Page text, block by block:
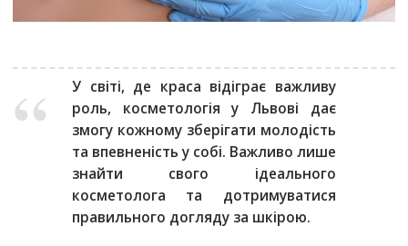
У світі, де краса відіграє важливу
роль, косметологія у Львові дає
змогу кожному зберігати молодість
та впевненість у собі. Важливо лише
знайти свого ідеального
косметолога та дотримуватися
правильного догляду за шкірою.